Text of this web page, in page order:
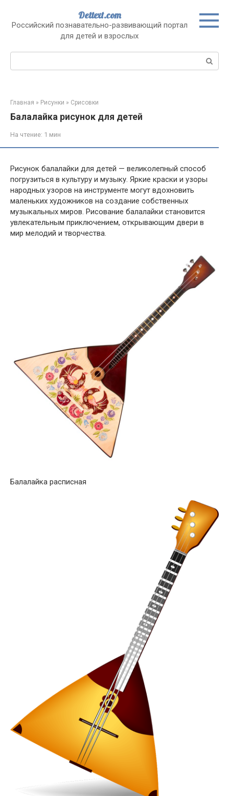
контенту
Dettext.com
Российский познавательно-развивающий портал
для детей и взрослых
Поиск:
Главная » Рисунки » Срисовки
Балалайка рисунок для детей
На чтение: 1 мин
Рисунок балалайки для детей — великолепный способ
погрузиться в культуру и музыку. Яркие краски и узоры
народных узоров на инструменте могут вдохновить
маленьких художников на создание собственных
музыкальных миров. Рисование балалайки становится
увлекательным приключением, открывающим двери в
мир мелодий и творчества.
Балалайка расписная